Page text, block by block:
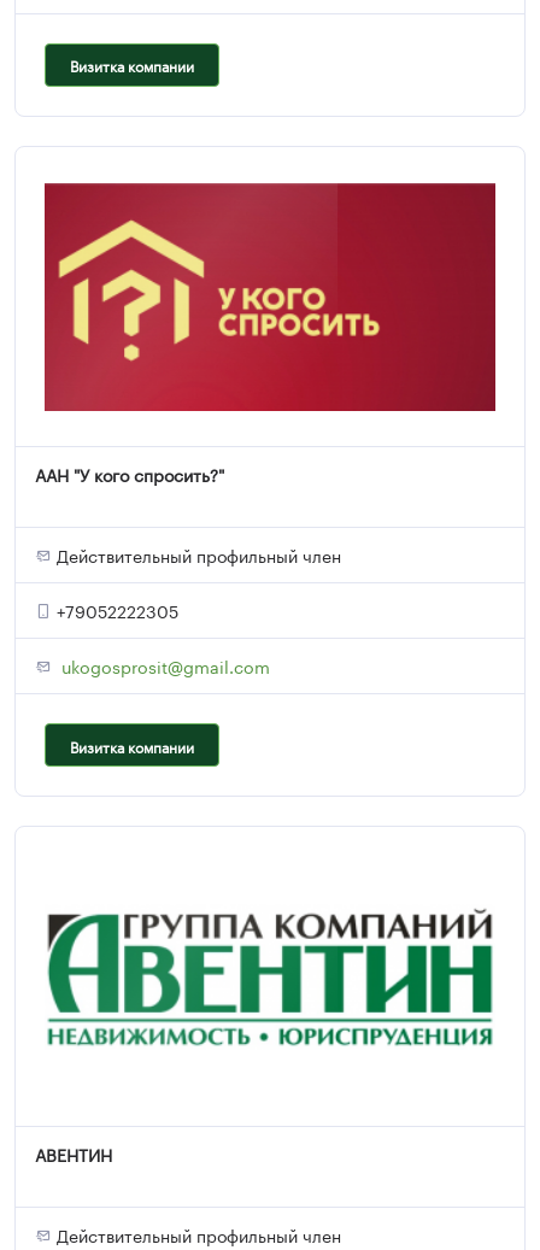
Визитка компании
ААН "У кого спросить?"
Действительный профильный член
+79052222305
ukogosprosit@gmail.com
Визитка компании
АВЕНТИН
Действительный профильный член